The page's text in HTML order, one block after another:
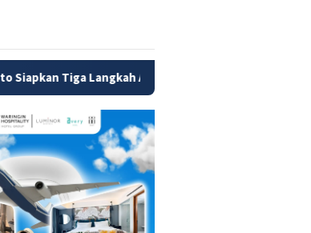
Langkah Atasi Kesulitan Daerah Bayar Gaji PPPK dan